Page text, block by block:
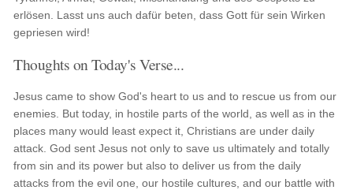
erlösen. Lasst uns auch dafür beten, dass Gott für sein Wirken
gepriesen wird!
Thoughts on Today's Verse...
Jesus came to show God's heart to us and to rescue us from our
enemies. But today, in hostile parts of the world, as well as in the
places many would least expect it, Christians are under daily
attack. God sent Jesus not only to save us ultimately and totally
from sin and its power but also to deliver us from the daily
attacks from the evil one, our hostile cultures, and our battle with